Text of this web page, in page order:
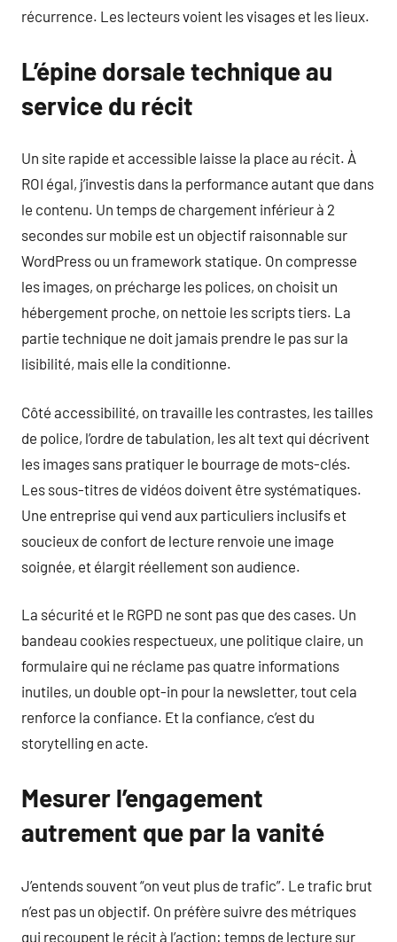
récurrence. Les lecteurs voient les visages et les lieux.
L’épine dorsale technique au
service du récit
Un site rapide et accessible laisse la place au récit. À
ROI égal, j’investis dans la performance autant que dans
le contenu. Un temps de chargement inférieur à 2
secondes sur mobile est un objectif raisonnable sur
WordPress ou un framework statique. On compresse
les images, on précharge les polices, on choisit un
hébergement proche, on nettoie les scripts tiers. La
partie technique ne doit jamais prendre le pas sur la
lisibilité, mais elle la conditionne.
Côté accessibilité, on travaille les contrastes, les tailles
de police, l’ordre de tabulation, les alt text qui décrivent
les images sans pratiquer le bourrage de mots-clés.
Les sous-titres de vidéos doivent être systématiques.
Une entreprise qui vend aux particuliers inclusifs et
soucieux de confort de lecture renvoie une image
soignée, et élargit réellement son audience.
La sécurité et le RGPD ne sont pas que des cases. Un
bandeau cookies respectueux, une politique claire, un
formulaire qui ne réclame pas quatre informations
inutiles, un double opt-in pour la newsletter, tout cela
renforce la confiance. Et la confiance, c’est du
storytelling en acte.
Mesurer l’engagement
autrement que par la vanité
J’entends souvent “on veut plus de trafic”. Le trafic brut
n’est pas un objectif. On préfère suivre des métriques
qui recoupent le récit à l’action: temps de lecture sur